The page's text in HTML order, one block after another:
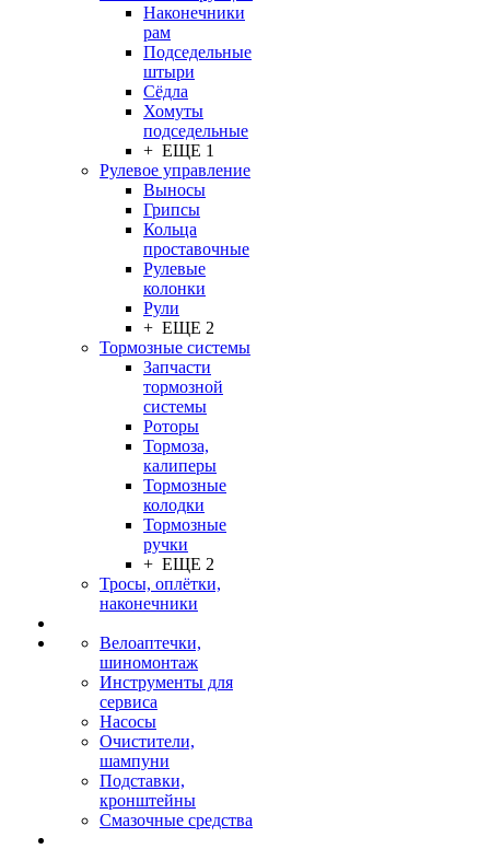
Наконечники
рам
Подседельные
штыри
Сёдла
Хомуты
подседельные
+ ЕЩЕ 1
Рулевое управление
Выносы
Грипсы
Кольца
проставочные
Рулевые
колонки
Рули
+ ЕЩЕ 2
Тормозные системы
Запчасти
тормозной
системы
Роторы
Тормоза,
калиперы
Тормозные
колодки
Тормозные
ручки
+ ЕЩЕ 2
Тросы, оплётки,
наконечники
Велоаптечки,
шиномонтаж
Инструменты для
сервиса
Насосы
Очистители,
шампуни
Подставки,
кронштейны
Смазочные средства